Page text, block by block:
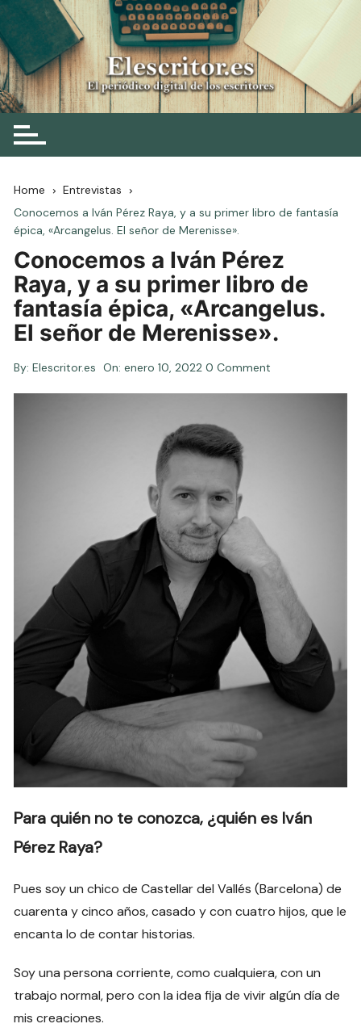
Skip
to
content
Elescritor.es
El periódico digital de los escritores
Home
Entrevistas
Conocemos a Iván Pérez Raya, y a su primer libro de fantasía
épica, «Arcangelus. El señor de Merenisse».
Conocemos a Iván Pérez
Raya, y a su primer libro de
fantasía épica, «Arcangelus.
El señor de Merenisse».
By: Elescritor.es On:enero 10, 2022 0 Comment
Para quién no te conozca, ¿quién es Iván
Pérez Raya?
Pues soy un chico de Castellar del Vallés (Barcelona) de
cuarenta y cinco años, casado y con cuatro hijos, que le
encanta lo de contar historias.
Soy una persona corriente, como cualquiera, con un
trabajo normal, pero con la idea fija de vivir algún día de
mis creaciones.